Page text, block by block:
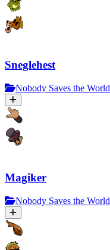
Sneglehest
Nobody Saves the World
Magiker
Nobody Saves the World